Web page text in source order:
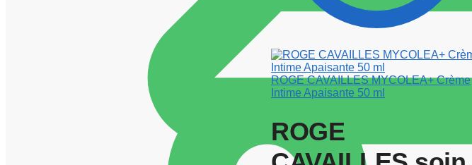
ROGE CAVAILLES MYCOLEA+ Crème
Intime Apaisante 50 ml
ROGE